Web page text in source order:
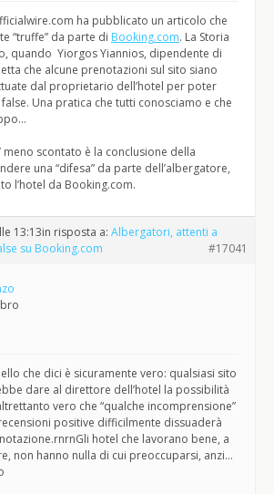
ha pubblicato un articolo che
“truffe” da parte di Booking.com. La Storia
quando Yiorgos Yiannios, dipendente di
che alcune prenotazioni sul sito siano
dal proprietario dell’hotel per poter
Una pratica che tutti conosciamo e che
meno scontato è la conclusione della
una “difesa” da parte dell’albergatore,
l’hotel da Booking.com.
13:13in risposta a: Albergatori, attenti a
su Booking.com
#17041
che dici è sicuramente vero: qualsiasi sito
dare al direttore dell’hotel la possibilità
vero che “qualche incomprensione”
positive difficilmente dissuaderà
hotel che lavorano bene, a
non hanno nulla di cui preoccuparsi, anzi…